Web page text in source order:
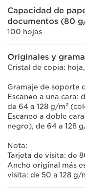
Capacidad de
documentos (80
100 hojas
Originales y
Cristal de copia:
Gramaje de soporte
Escaneo a una cara:
de 64 a 128 g/m²
Escaneo a doble
negro), de 64 a 128
Nota:
Tarjeta de visita: de
Ancho original más
visita: de 50 a 128 g/